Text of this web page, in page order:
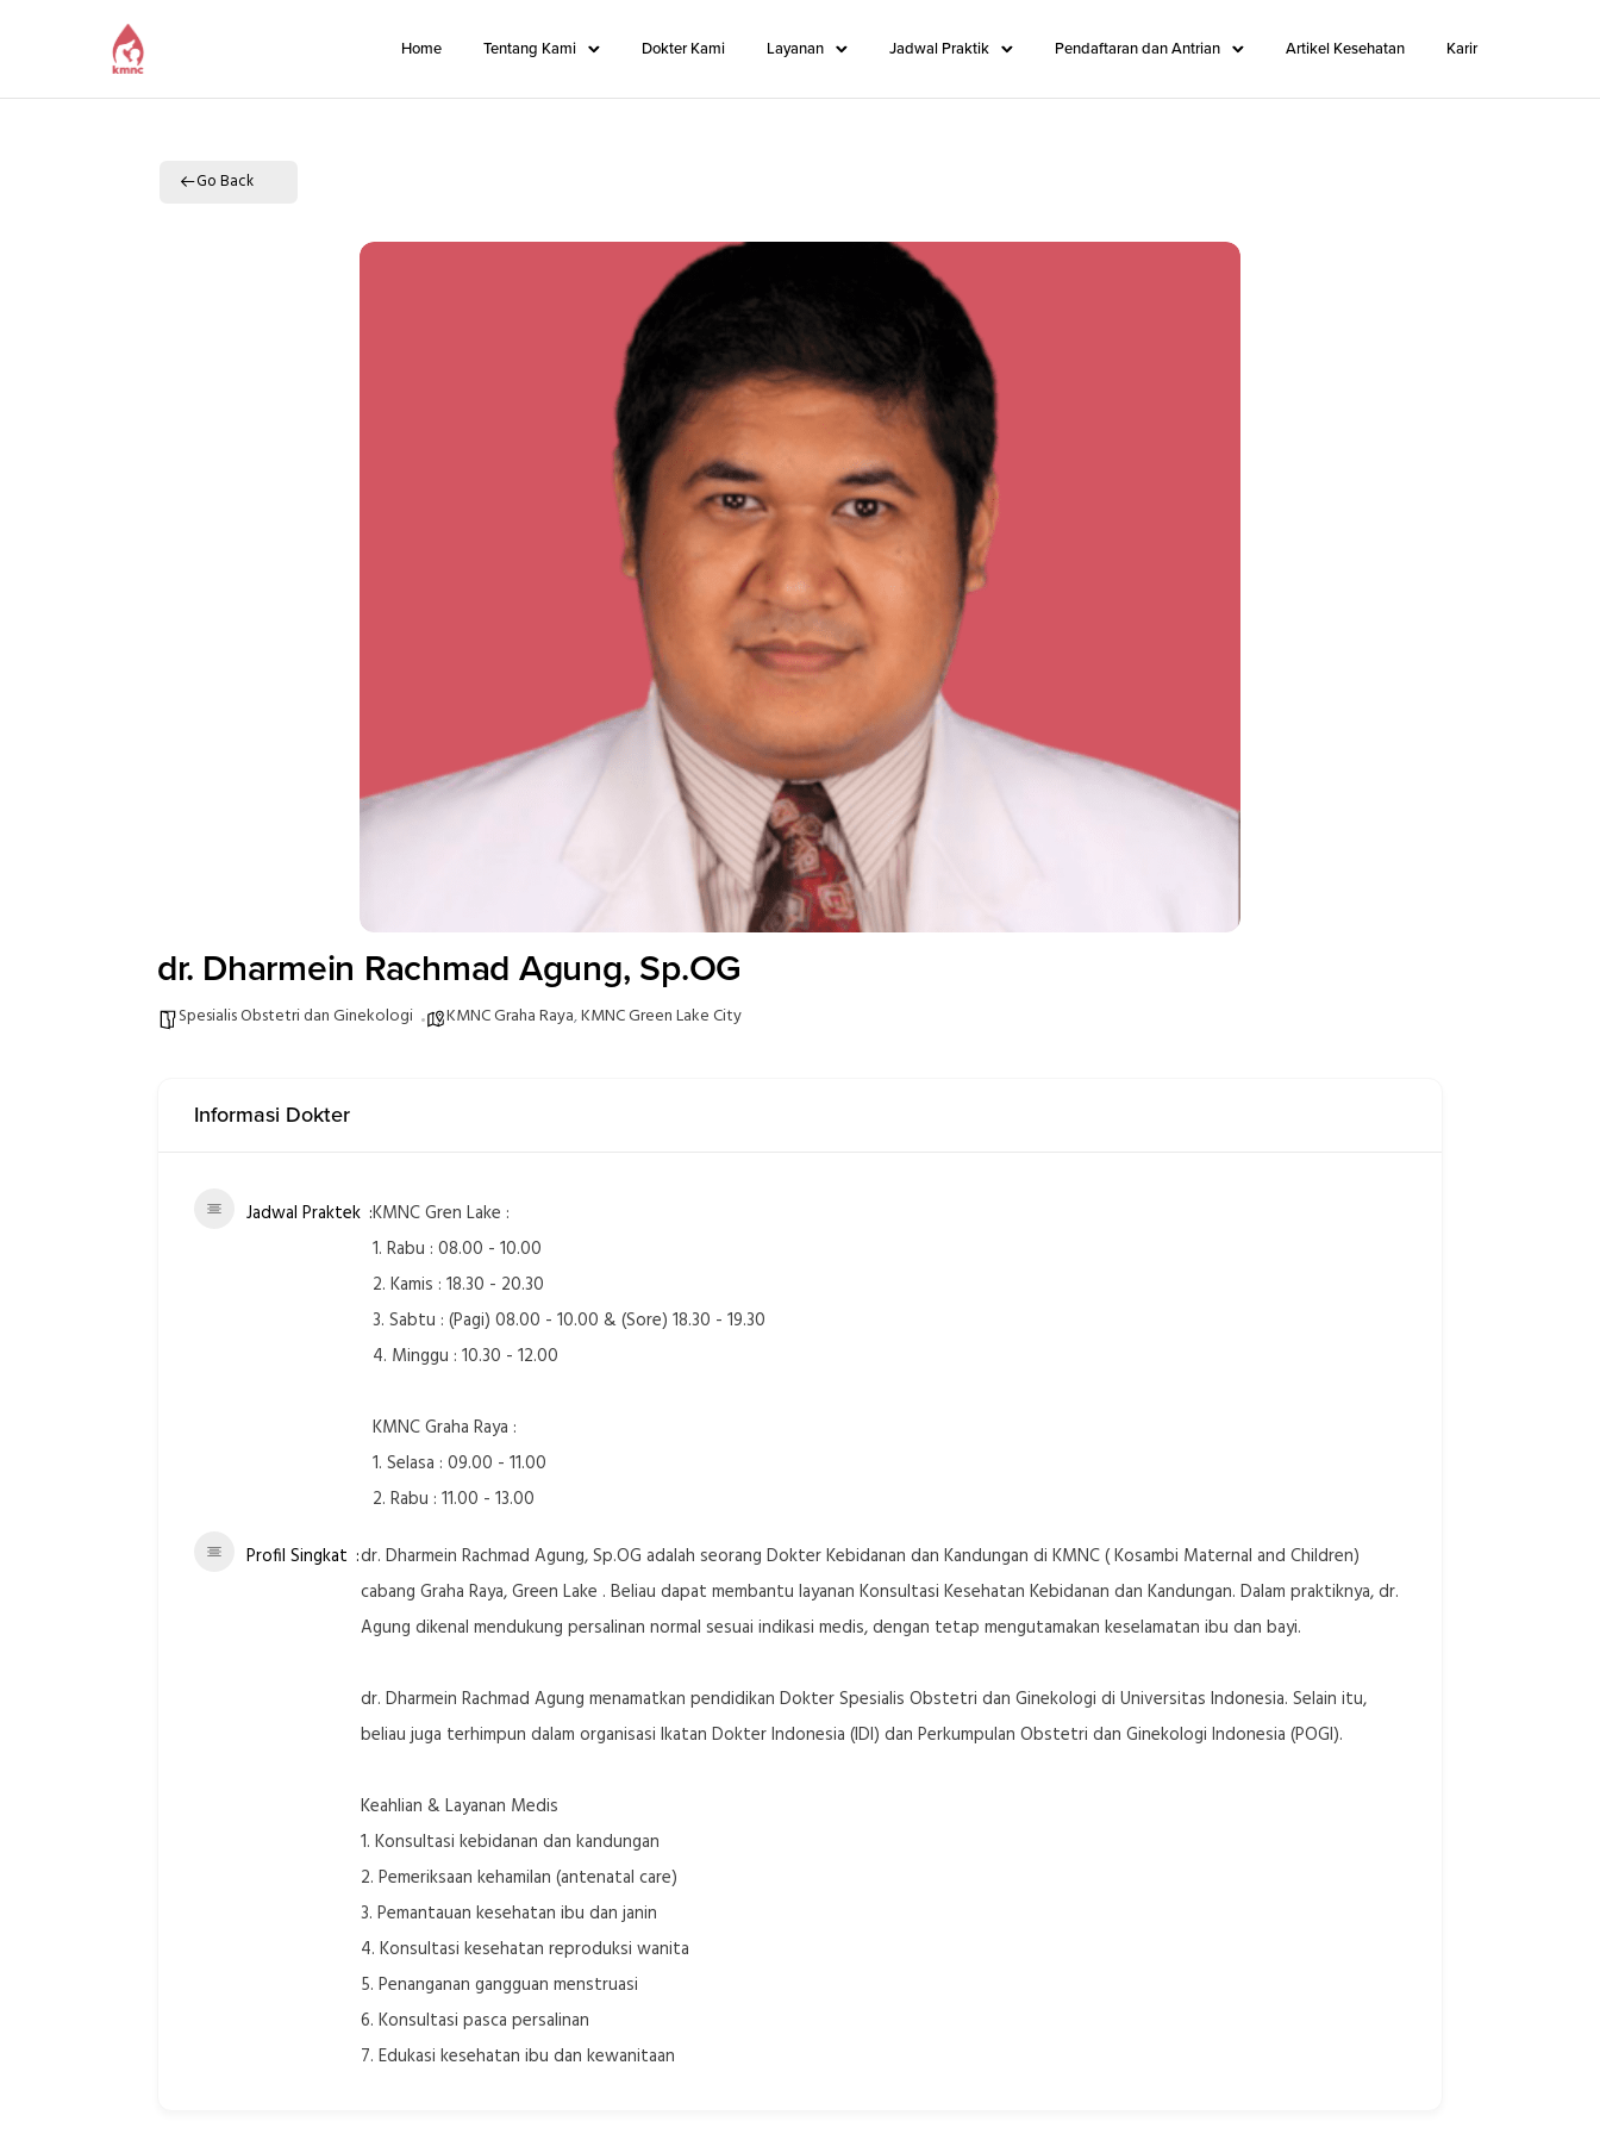
Home Tentang Kami Dokter Kami Layanan Jadwal Praktik Pendaftaran dan Antrian Artikel Kesehatan Karir
Go Back
dr. Dharmein Rachmad Agung, Sp.OG
Spesialis Obstetri dan Ginekologi KMNC Graha Raya,KMNC Green Lake City
Informasi Dokter
Jadwal Praktek KMNC Gren Lake :
1. Rabu : 08.00 - 10.00
2. Kamis : 18.30 - 20.30
3. Sabtu : (Pagi) 08.00 - 10.00 & (Sore) 18.30 - 19.30
4. Minggu : 10.30 - 12.00
KMNC Graha Raya :
1. Selasa : 09.00 - 11.00
2. Rabu : 11.00 - 13.00
Profil Singkat dr. Dharmein Rachmad Agung, Sp.OG adalah seorang Dokter Kebidanan dan Kandungan di KMNC ( Kosambi Maternal and Children)
cabang Graha Raya, Green Lake . Beliau dapat membantu layanan Konsultasi Kesehatan Kebidanan dan Kandungan. Dalam praktiknya, dr.
Agung dikenal mendukung persalinan normal sesuai indikasi medis, dengan tetap mengutamakan keselamatan ibu dan bayi.
dr. Dharmein Rachmad Agung menamatkan pendidikan Dokter Spesialis Obstetri dan Ginekologi di Universitas Indonesia. Selain itu,
beliau juga terhimpun dalam organisasi Ikatan Dokter Indonesia (IDI) dan Perkumpulan Obstetri dan Ginekologi Indonesia (POGI).
Keahlian & Layanan Medis
1. Konsultasi kebidanan dan kandungan
2. Pemeriksaan kehamilan (antenatal care)
3. Pemantauan kesehatan ibu dan janin
4. Konsultasi kesehatan reproduksi wanita
5. Penanganan gangguan menstruasi
6. Konsultasi pasca persalinan
7. Edukasi kesehatan ibu dan kewanitaan